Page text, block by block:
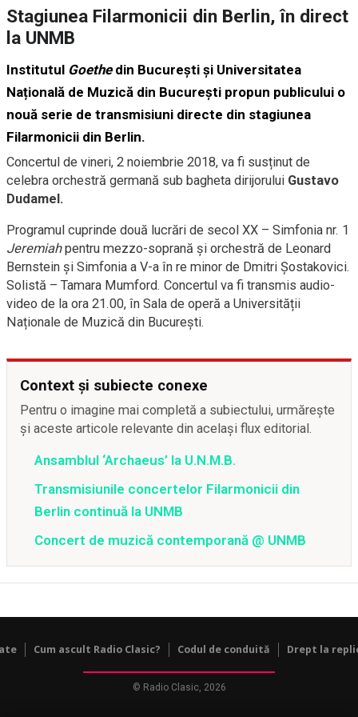
Stagiunea Filarmonicii din Berlin, în direct
la UNMB
Institutul Goethedin București și Universitatea
Națională de Muzică din București propun publicului o
nouă serie de transmisiuni directe din stagiunea
Filarmonicii din Berlin.
Concertul de vineri, 2 noiembrie 2018, va fi susținut de
celebra orchestră germană sub bagheta dirijorului Gustavo
Dudamel.
Programul cuprinde două lucrări de secol XX – Simfonia nr. 1
Jeremiahpentru mezzo-soprană și orchestră de Leonard
Bernstein și Simfonia a V-a în re minor de Dmitri Șostakovici.
Solistă – Tamara Mumford. Concertul va fi transmis audio-
video de la ora 21.00, în Sala de operă a Universității
Naționale de Muzică din București.
Context și subiecte conexe
Pentru o imagine mai completă a subiectului, urmărește
și aceste articole relevante din același flux editorial.
Ansamblul ‘Archaeus’ la U.N.M.B.
Transmisiunile concertelor Filarmonicii din
Berlin continuă la UNMB
Concert de muzică contemporană @ UNMB
Cum ascult Radio Clasic? Codul de conduită Drept la
© Radio Clasic, 2026